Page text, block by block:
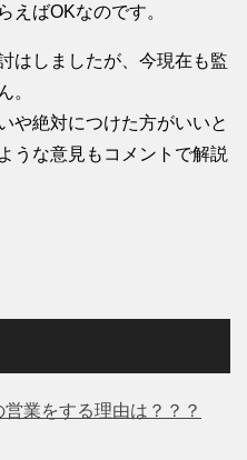
えばOKなのです。
はしましたが、今現在も監
。
や絶対につけた方がいいと
うな意見もコメントで解説
業をする理由は？？？